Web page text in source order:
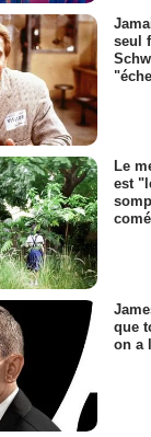
seul
Le
est
que
on a